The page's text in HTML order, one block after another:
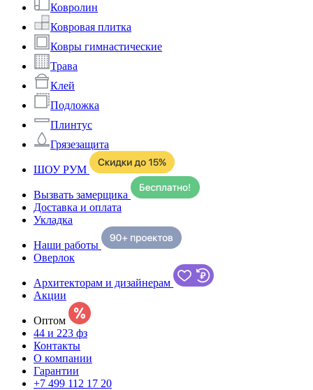
Ковролин
Ковровая плитка
Ковры гимнастические
Трава
Клей
Подложка
Плинтус
Грязезащита
ШОУ РУМ
Вызвать замерщика
Доставка и оплата
Укладка
Наши работы
Оверлок
Архитекторам и дизайнерам
Акции
Оптом
44 и 223 фз
Контакты
О компании
Гарантии
+7 499 112 17 20